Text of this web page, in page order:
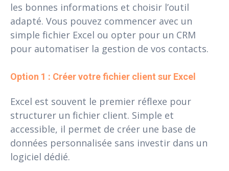
les bonnes informations et choisir l’outil
adapté. Vous pouvez commencer avec un
simple fichier Excel ou opter pour un CRM
pour automatiser la gestion de vos contacts.
Option 1 : Créer votre fichier client sur Excel
Excel est souvent le premier réflexe pour
structurer un fichier client. Simple et
accessible, il permet de créer une base de
données personnalisée sans investir dans un
logiciel dédié.